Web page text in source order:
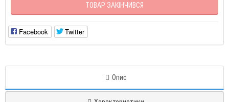
ТОВАР ЗАКІНЧИВСЯ
Facebook Twitter
Опис